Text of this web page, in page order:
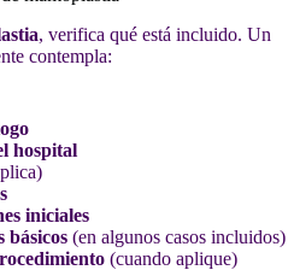
, verifica qué está incluido. Un
contempla:
hospital
iniciales
básicos (en algunos casos incluidos)
(cuando aplique)